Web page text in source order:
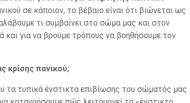
σε κάποιον, το βέβαιο είναι ότι βιώνεται ως
τι συμβαίνει στο σώμα μας και στον
και για να βρούμε τρόπους να βοηθήσουμε τον
κρίσης πανικού;
τα τυπικά ένστικτα επιβίωσης του σώματός μας